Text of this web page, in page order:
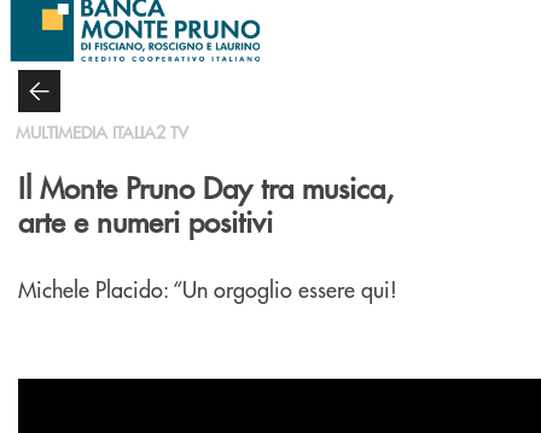
Salta al contenuto principale
MULTIMEDIA ITALIA2 TV
Il Monte Pruno Day tra musica,
arte e numeri positivi
Michele Placido: “Un orgoglio essere qui!